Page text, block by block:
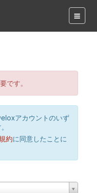
です。
アカウントのいず
約に同意したことに